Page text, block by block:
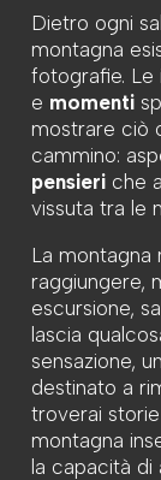
Dietro ogni
montagna
fotografie. Le
e momenti
mostrare ciò
cammino:
pensieriche
vissuta tra le
La montagna
raggiungere,
escursione,
lascia
sensazione,
destinato a
troverai
montagna
la capacità